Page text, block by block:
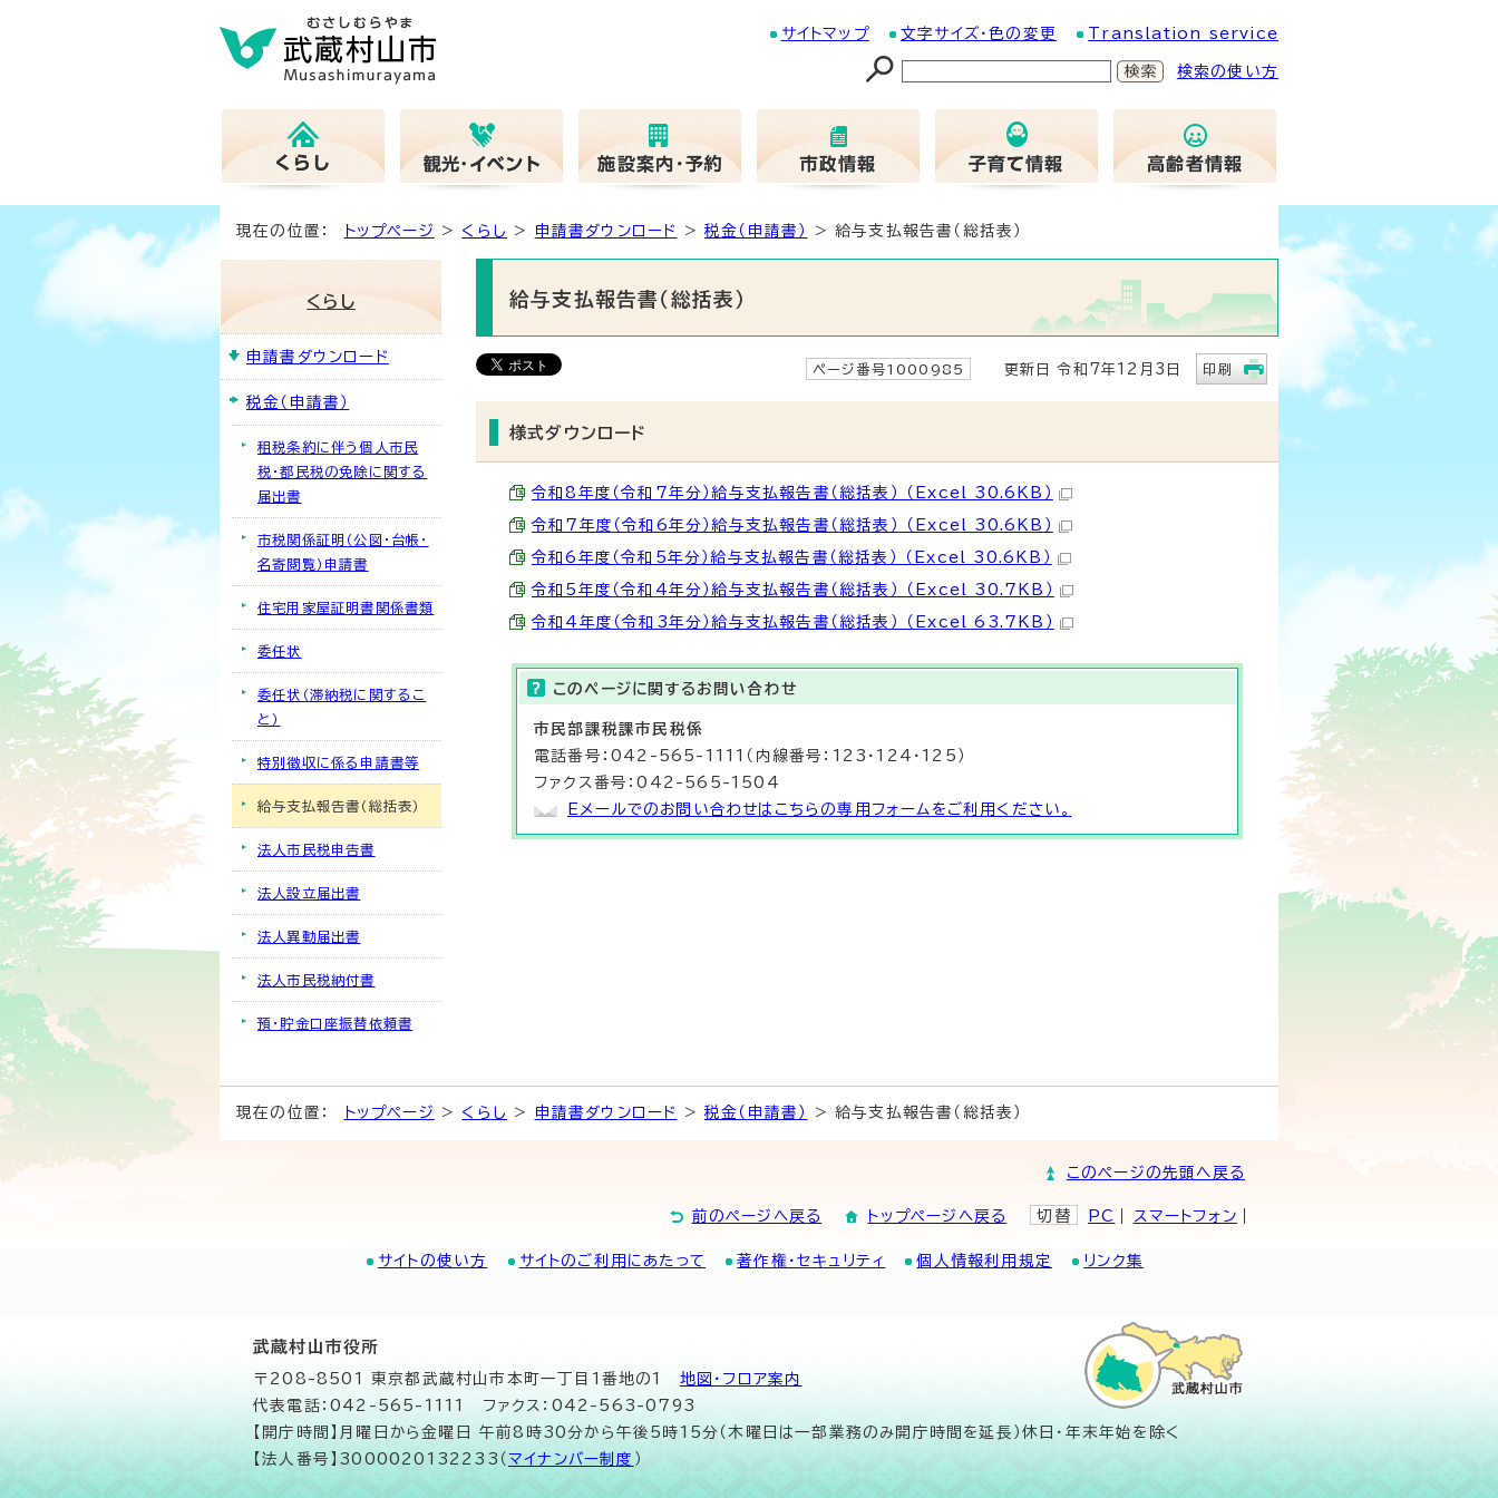
サイトマップ 文字サイズ・色の変更 Translation service
検索の使い方
現在の位置： トップページ > くらし > 申請書ダウンロード >税金（申請書） > 給与支払報告書（総括表）
給与支払報告書（総括表）
ページ番号1000985 更新日 令和7年12月3日 印刷
様式ダウンロード
令和8年度（令和7年分）給与支払報告書（総括表） （Excel 30.6KB）
令和7年度（令和6年分）給与支払報告書（総括表） （Excel 30.6KB）
令和6年度（令和5年分）給与支払報告書（総括表） （Excel 30.6KB）
令和5年度（令和4年分）給与支払報告書（総括表） （Excel 30.7KB）
令和4年度（令和3年分）給与支払報告書（総括表） （Excel 63.7KB）
このページに関する お問い合わせ
市民部課税課市民税係
電話番号：042-565-1111（内線番号：123・124・125）
ファクス番号：042-565-1504
Eメールでのお問い合わせはこちらの専用フォームをご利用ください。
くらし
申請書ダウンロード
税金（申請書）
租税条約に伴う個人市民
税・都民税の免除に関する
届出書
市税関係証明（公図・台帳・
名寄閲覧）申請書
住宅用家屋証明書関係書類
委任状
委任状（滞納税に関するこ
と）
特別徴収に係る申請書等
給与支払報告書（総括表）
法人市民税申告書
法人設立届出書
法人異動届出書
法人市民税納付書
預・貯金口座振替依頼書
現在の位置： トップページ > くらし > 申請書ダウンロード >税金（申請書） > 給与支払報告書（総括表）
このページの先頭へ戻る
前のページへ戻る トップページへ戻る 切替 PC スマートフォン
サイトの使い方 サイトのご利用にあたって 著作権・セキュリティ 個人情報利用規定 リンク集
武蔵村山市役所
〒208-8501 東京都武蔵村山市本町一丁目1番地の1 地図･フロア案内
代表電話：042-565-1111 ファクス：042-563-0793
【開庁時間】月曜日から金曜日 午前8時30分から午後5時15分（木曜日は一部業務のみ開庁時間を延長）休日・年末年始を除く
【法人番号】3000020132233（ マイナンバー制度 ）